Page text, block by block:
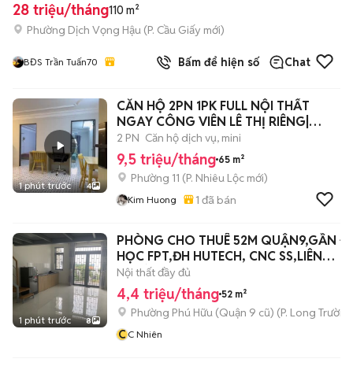
28 triệu/tháng110 m²
Phường Dịch Vọng Hậu (P. Cầu Giấy mới)
BĐS Trần Tuấn70 Bấm để hiện số Chat
1 phút trước 4
CĂN HỘ 2PN 1PK FULL NỘI THẤT
NGAY CÔNG VIÊN LÊ THỊ RIÊNG|
65M2 |
2 PN Căn hộ dịch vụ, mini
9,5 triệu/tháng 65 m²
Phường 11 (P. Nhiêu Lộc mới)
Kim Huong 1 đã bán
1 phút trước 8
PHÒNG CHO THUÊ 52M QUẬN9,GẦN
HỌC FPT,ĐH HUTECH, CNC SS,LIÊN
PHƯỜNG
Nội thất đầy đủ
4,4 triệu/tháng 52 m²
Phường Phú Hữu (Quận 9 cũ) (P. Long Trường
CC Nhiên